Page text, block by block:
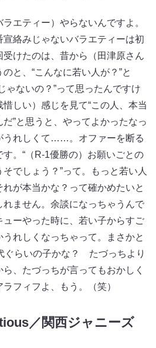
エティー）やらないんですよ。
絡みじゃないバラエティーは初
けたのは、昔から（田津原さん
と、“こんなに若い人が？”と
ゃないの？”って思ったんですけ
しい）感じを見て“この人、本当
”と思うと、やってよかったなっ
うれしくて……。オファーを断る
。“（R-1優勝の）お願いごとの
でしょう？”って。もっと若い人
が本当かな？って確かめたいと
ません。余談になっちゃうんで
ーやった時に、若い子からすご
れしくなっちゃって。まさかと
ぐらいの子かな？ たづっちより
、たづっちが言ってもおかしく
フィフよ、もう。（笑）
／関西ジャニーズ